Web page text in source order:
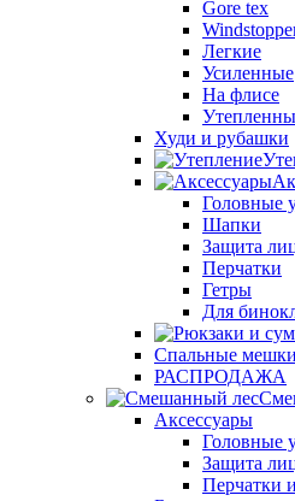
Gore tex
Легкие
Усиленные
На флисе
Худи и рубашки
Головные
Шапки
Защита
Перчатки
Гетры
Для
Спальные мешки
РАСПРОДАЖА
Аксессуары
Головные
Защита
Перчатки